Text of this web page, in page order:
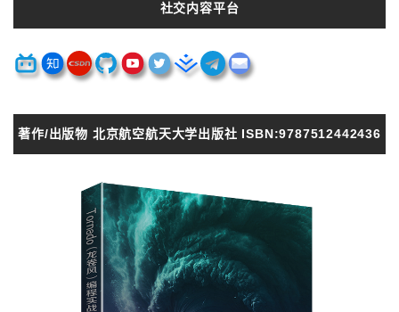
社交内容平台
著作/出版物 北京航空航天大学出版社 ISBN:9787512442436